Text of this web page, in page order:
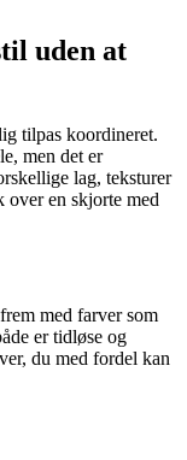
uden at
tilpas koordineret.
men det er
lag, teksturer
over en skjorte med
med farver som
er tidløse og
du med fordel kan